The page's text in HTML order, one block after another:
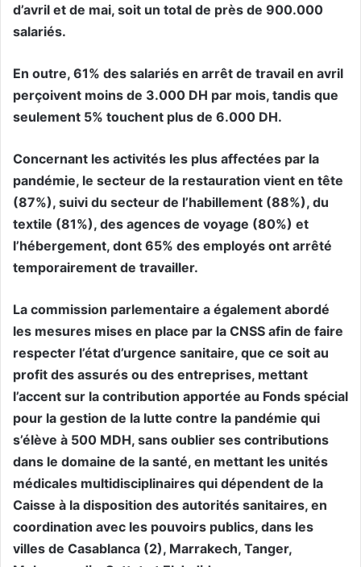
d’avril et de mai, soit un total de près de 900.000
salariés.
En outre, 61% des salariés en arrêt de travail en avril
perçoivent moins de 3.000 DH par mois, tandis que
seulement 5% touchent plus de 6.000 DH.
Concernant les activités les plus affectées par la
pandémie, le secteur de la restauration vient en tête
(87%), suivi du secteur de l’habillement (88%), du
textile (81%), des agences de voyage (80%) et
l’hébergement, dont 65% des employés ont arrêté
temporairement de travailler.
La commission parlementaire a également abordé
les mesures mises en place par la CNSS afin de faire
respecter l’état d’urgence sanitaire, que ce soit au
profit des assurés ou des entreprises, mettant
l’accent sur la contribution apportée au Fonds spécial
pour la gestion de la lutte contre la pandémie qui
s’élève à 500 MDH, sans oublier ses contributions
dans le domaine de la santé, en mettant les unités
médicales multidisciplinaires qui dépendent de la
Caisse à la disposition des autorités sanitaires, en
coordination avec les pouvoirs publics, dans les
villes de Casablanca (2), Marrakech, Tanger,